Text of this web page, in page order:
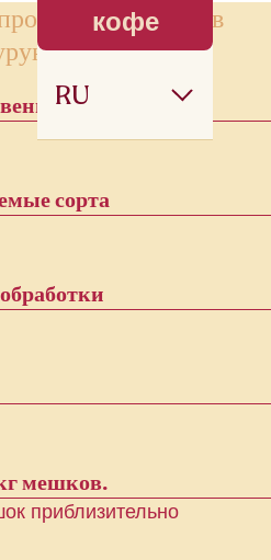
кофе
RU
кофе в
регионы
сорта
мешков.
приблизительно